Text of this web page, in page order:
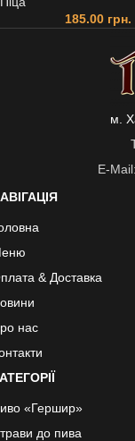
185.00 грн.
м.
E-Mail:
& Доставка
нас
«Гершир»
до пива